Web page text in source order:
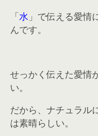
「水 」で伝える愛情
んです。
せっかく伝えた愛情
い。
だから、ナチュラル
は素晴らしい。